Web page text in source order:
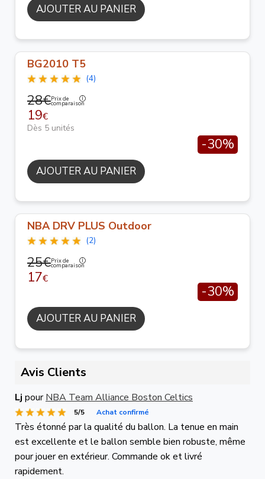
AJOUTER AU PANIER
BG2010 T5
(4)
28€Prix de
comparaison
19€
Dès 5 unités
-30%
AJOUTER AU PANIER
NBA DRV PLUS Outdoor
(2)
25€Prix de
comparaison
17€
-30%
AJOUTER AU PANIER
Avis Clients
Lj pourNBA Team Alliance Boston Celtics
5/5 Achat confirmé
Très étonné par la qualité du ballon. La tenue en main
est excellente et le ballon semble bien robuste, même
pour jouer en extérieur. Commande ok et livré
rapidement.